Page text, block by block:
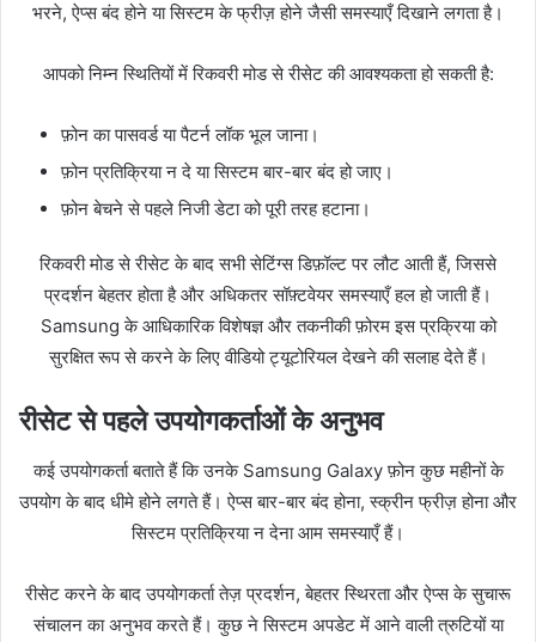
भरने, ऐप्स बंद होने या सिस्टम के फ्रीज़ होने जैसी समस्याएँ दिखाने लगता है।
आपको निम्न स्थितियों में रिकवरी मोड से रीसेट की आवश्यकता हो सकती है:
फ़ोन का पासवर्ड या पैटर्न लॉक भूल जाना।
फ़ोन प्रतिक्रिया न दे या सिस्टम बार-बार बंद हो जाए।
फ़ोन बेचने से पहले निजी डेटा को पूरी तरह हटाना।
रिकवरी मोड से रीसेट के बाद सभी सेटिंग्स डिफ़ॉल्ट पर लौट आती हैं, जिससे
प्रदर्शन बेहतर होता है और अधिकतर सॉफ़्टवेयर समस्याएँ हल हो जाती हैं।
Samsung के आधिकारिक विशेषज्ञ और तकनीकी फ़ोरम इस प्रक्रिया को
सुरक्षित रूप से करने के लिए वीडियो ट्यूटोरियल देखने की सलाह देते हैं।
रीसेट से पहले उपयोगकर्ताओं के अनुभव
कई उपयोगकर्ता बताते हैं कि उनके Samsung Galaxy फ़ोन कुछ महीनों के
उपयोग के बाद धीमे होने लगते हैं। ऐप्स बार-बार बंद होना, स्क्रीन फ्रीज़ होना और
सिस्टम प्रतिक्रिया न देना आम समस्याएँ हैं।
रीसेट करने के बाद उपयोगकर्ता तेज़ प्रदर्शन, बेहतर स्थिरता और ऐप्स के सुचारू
संचालन का अनुभव करते हैं। कुछ ने सिस्टम अपडेट में आने वाली त्रुटियों या